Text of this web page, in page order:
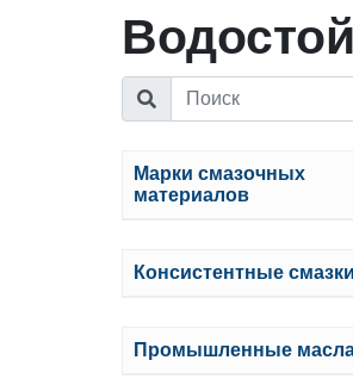
Марки смазочных
материалов
Консистентные смазки
Промышленные